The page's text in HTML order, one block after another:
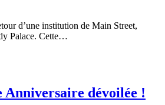
d’une institution de Main Street,
Palace. Cette…
Anniversaire dévoilée !